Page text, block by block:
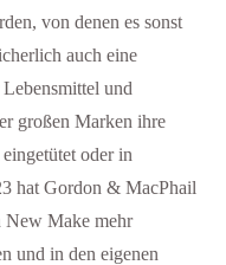
von denen es sonst
auch eine
und
großen Marken ihre
oder in
hat Gordon & MacPhail
New Make mehr
und in den eigenen